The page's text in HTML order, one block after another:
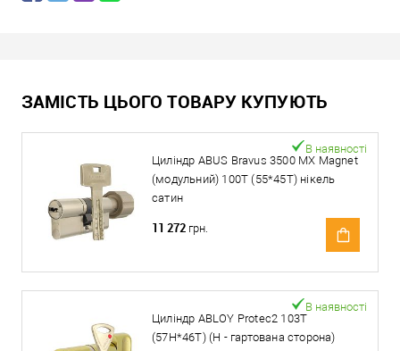
ЗАМІСТЬ ЦЬОГО ТОВАРУ КУПУЮТЬ
Циліндр ABUS Bravus 3500 MX Magnet
(модульний) 100T (55*45T) нікель
сатин
В наявності
11 272 грн.
Циліндр ABLOY Protec2 103T
(57H*46T) (H - гартована сторона)
В наявності